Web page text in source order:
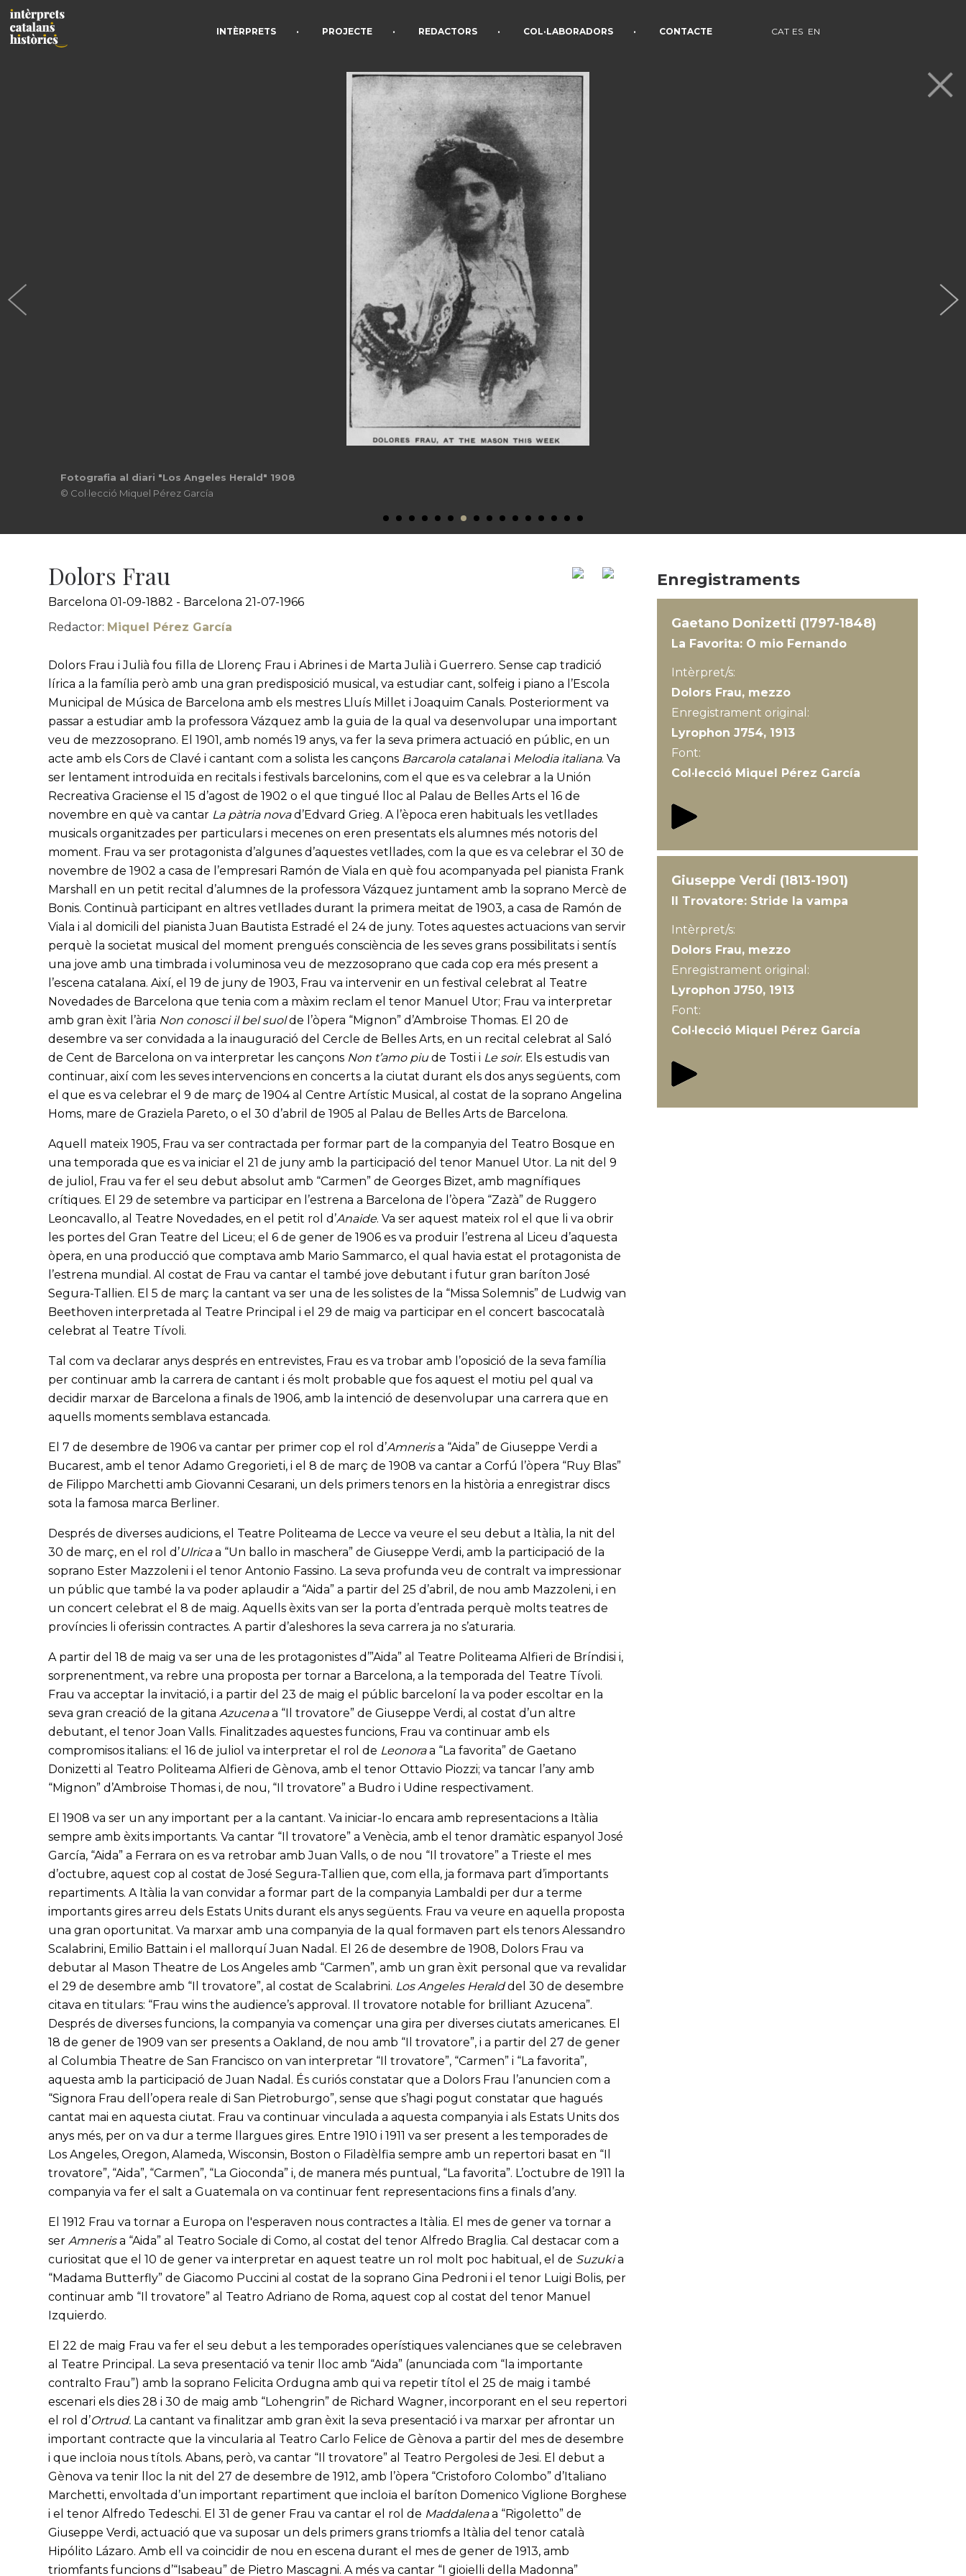
INTÈRPRETS • PROJECTE • REDACTORS • COL·LABORADORS • CONTACTE CAT ES EN
Azucena a "Il trovatore"
© Col·lecció Miquel Pérez García
Dolors Frau
Barcelona 01-09-1882 - Barcelona 21-07-1966
Redactor: Miquel Pérez García
Dolors Frau i Julià fou filla de Llorenç Frau i Abrines i de Marta Julià i Guerrero. Sense cap tradició
lírica a la família però amb una gran predisposició musical, va estudiar cant, solfeig i piano a l’Escola
Municipal de Música de Barcelona amb els mestres Lluís Millet i Joaquim Canals. Posteriorment va
passar a estudiar amb la professora Vázquez amb la guia de la qual va desenvolupar una important
veu de mezzosoprano. El 1901, amb només 19 anys, va fer la seva primera actuació en públic, en un
acte amb els Cors de Clavé i cantant com a solista les cançons Barcarola catalanai Melodia italiana. Va
ser lentament introduïda en recitals i festivals barcelonins, com el que es va celebrar a la Unión
Recreativa Graciense el 15 d’agost de 1902 o el que tingué lloc al Palau de Belles Arts el 16 de
novembre en què va cantar La pàtria novad’Edvard Grieg. A l’època eren habituals les vetllades
musicals organitzades per particulars i mecenes on eren presentats els alumnes més notoris del
moment. Frau va ser protagonista d’algunes d’aquestes vetllades, com la que es va celebrar el 30 de
novembre de 1902 a casa de l’empresari Ramón de Viala en què fou acompanyada pel pianista Frank
Marshall en un petit recital d’alumnes de la professora Vázquez juntament amb la soprano Mercè de
Bonis. Continuà participant en altres vetllades durant la primera meitat de 1903, a casa de Ramón de
Viala i al domicili del pianista Juan Bautista Estradé el 24 de juny. Totes aquestes actuacions van servir
perquè la societat musical del moment prengués consciència de les seves grans possibilitats i sentís
una jove amb una timbrada i voluminosa veu de mezzosoprano que cada cop era més present a
l’escena catalana. Així, el 19 de juny de 1903, Frau va intervenir en un festival celebrat al Teatre
Novedades de Barcelona que tenia com a màxim reclam el tenor Manuel Utor; Frau va interpretar
amb gran èxit l’ària Non conosci il bel suolde l’òpera “Mignon” d’Ambroise Thomas. El 20 de
desembre va ser convidada a la inauguració del Cercle de Belles Arts, en un recital celebrat al Saló
de Cent de Barcelona on va interpretar les cançons Non t’amo piu de Tosti i Le soir. Els estudis van
continuar, així com les seves intervencions en concerts a la ciutat durant els dos anys següents, com
el que es va celebrar el 9 de març de 1904 al Centre Artístic Musical, al costat de la soprano Angelina
Homs, mare de Graziela Pareto, o el 30 d’abril de 1905 al Palau de Belles Arts de Barcelona.
Aquell mateix 1905, Frau va ser contractada per formar part de la companyia del Teatro Bosque en
una temporada que es va iniciar el 21 de juny amb la participació del tenor Manuel Utor. La nit del 9
de juliol, Frau va fer el seu debut absolut amb “Carmen” de Georges Bizet, amb magnífiques
crítiques. El 29 de setembre va participar en l’estrena a Barcelona de l’òpera “Zazà” de Ruggero
Leoncavallo, al Teatre Novedades, en el petit rol d’Anaide. Va ser aquest mateix rol el que li va obrir
les portes del Gran Teatre del Liceu; el 6 de gener de 1906 es va produir l’estrena al Liceu d’aquesta
òpera, en una producció que comptava amb Mario Sammarco, el qual havia estat el protagonista de
l’estrena mundial. Al costat de Frau va cantar el també jove debutant i futur gran baríton José
Segura-Tallien. El 5 de març la cantant va ser una de les solistes de la “Missa Solemnis” de Ludwig van
Beethoven interpretada al Teatre Principal i el 29 de maig va participar en el concert bascocatalà
celebrat al Teatre Tívoli.
Tal com va declarar anys després en entrevistes, Frau es va trobar amb l’oposició de la seva família
per continuar amb la carrera de cantant i és molt probable que fos aquest el motiu pel qual va
decidir marxar de Barcelona a finals de 1906, amb la intenció de desenvolupar una carrera que en
aquells moments semblava estancada.
El 7 de desembre de 1906 va cantar per primer cop el rol d’Amnerisa “Aida” de Giuseppe Verdi a
Bucarest, amb el tenor Adamo Gregorieti, i el 8 de març de 1908 va cantar a Corfú l’òpera “Ruy Blas”
de Filippo Marchetti amb Giovanni Cesarani, un dels primers tenors en la història a enregistrar discs
sota la famosa marca Berliner.
Després de diverses audicions, el Teatre Politeama de Lecce va veure el seu debut a Itàlia, la nit del
30 de març, en el rol d’Ulricaa “Un ballo in maschera” de Giuseppe Verdi, amb la participació de la
soprano Ester Mazzoleni i el tenor Antonio Fassino. La seva profunda veu de contralt va impressionar
un públic que també la va poder aplaudir a “Aida” a partir del 25 d’abril, de nou amb Mazzoleni, i en
un concert celebrat el 8 de maig. Aquells èxits van ser la porta d’entrada perquè molts teatres de
províncies li oferissin contractes. A partir d’aleshores la seva carrera ja no s’aturaria.
A partir del 18 de maig va ser una de les protagonistes d’”Aida” al Teatre Politeama Alfieri de Bríndisi i,
sorprenentment, va rebre una proposta per tornar a Barcelona, a la temporada del Teatre Tívoli.
Frau va acceptar la invitació, i a partir del 23 de maig el públic barceloní la va poder escoltar en la
seva gran creació de la gitanaAzucenaa “Il trovatore” de Giuseppe Verdi, al costat d’un altre
debutant, el tenor Joan Valls. Finalitzades aquestes funcions, Frau va continuar amb els
compromisos italians: el 16 de juliol va interpretar el rol de Leonoraa “La favorita” de Gaetano
Donizetti al Teatro Politeama Alfieri de Gènova, amb el tenor Ottavio Piozzi; va tancar l’any amb
“Mignon” d’Ambroise Thomas i, de nou, “Il trovatore” a Budro i Udine respectivament.
El 1908 va ser un any important per a la cantant. Va iniciar-lo encara amb representacions a Itàlia
sempre amb èxits importants. Va cantar “Il trovatore” a Venècia, amb el tenor dramàtic espanyol José
García, “Aida” a Ferrara on es va retrobar amb Juan Valls, o de nou “Il trovatore” a Trieste el mes
d’octubre, aquest cop al costat de José Segura-Tallien que, com ella, ja formava part d’importants
repartiments. A Itàlia la van convidar a formar part de la companyia Lambaldi per dur a terme
importants gires arreu dels Estats Units durant els anys següents. Frau va veure en aquella proposta
una gran oportunitat. Va marxar amb una companyia de la qual formaven part els tenors Alessandro
Scalabrini, Emilio Battain i el mallorquí Juan Nadal. El 26 de desembre de 1908, Dolors Frau va
debutar al Mason Theatre de Los Angeles amb “Carmen”, amb un gran èxit personal que va revalidar
el 29 de desembre amb “Il trovatore”, al costat de Scalabrini. Los Angeles Heralddel 30 de desembre
citava en titulars: “Frau wins the audience’s approval. Il trovatore notable for brilliant Azucena”.
Després de diverses funcions, la companyia va començar una gira per diverses ciutats americanes. El
18 de gener de 1909 van ser presents a Oakland, de nou amb “Il trovatore”, i a partir del 27 de gener
al Columbia Theatre de San Francisco on van interpretar “Il trovatore”, “Carmen” i “La favorita”,
aquesta amb la participació de Juan Nadal. És curiós constatar que a Dolors Frau l’anuncien com a
“Signora Frau dell’opera reale di San Pietroburgo”, sense que s’hagi pogut constatar que hagués
cantat mai en aquesta ciutat. Frau va continuar vinculada a aquesta companyia i als Estats Units dos
anys més, per on va dur a terme llargues gires. Entre 1910 i 1911 va ser present a les temporades de
Los Angeles, Oregon, Alameda, Wisconsin, Boston o Filadèlfia sempre amb un repertori basat en “Il
trovatore”, “Aida”, “Carmen”, “La Gioconda” i, de manera més puntual, “La favorita”. L’octubre de 1911 la
companyia va fer el salt a Guatemala on va continuar fent representacions fins a finals d’any.
El 1912 Frau va tornar a Europa on l'esperaven nous contractes a Itàlia. El mes de gener va tornar a
serAmnerisa “Aida” al Teatro Sociale di Como, al costat del tenor Alfredo Braglia. Cal destacar com a
curiositat que el 10 de gener va interpretar en aquest teatre un rol molt poc habitual, el de Suzukia
“Madama Butterfly” de Giacomo Puccini al costat de la soprano Gina Pedroni i el tenor Luigi Bolis, per
continuar amb “Il trovatore” al Teatro Adriano de Roma, aquest cop al costat del tenor Manuel
Izquierdo.
El 22 de maig Frau va fer el seu debut a les temporades operístiques valencianes que se celebraven
al Teatre Principal. La seva presentació va tenir lloc amb “Aida” (anunciada com “la importante
contralto Frau”) amb la soprano Felicita Ordugna amb qui va repetir títol el 25 de maig i també
escenari els dies 28 i 30 de maig amb “Lohengrin” de Richard Wagner, incorporant en el seu repertori
el rol d’Ortrud. La cantant va finalitzar amb gran èxit la seva presentació i va marxar per afrontar un
important contracte que la vincularia al Teatro Carlo Felice de Gènova a partir del mes de desembre
i que incloïa nous títols. Abans, però, va cantar “Il trovatore” al Teatro Pergolesi de Jesi. El debut a
Gènova va tenir lloc la nit del 27 de desembre de 1912, amb l’òpera “Cristoforo Colombo” d’Italiano
Marchetti, envoltada d’un important repartiment que incloïa el baríton Domenico Viglione Borghese
i el tenor Alfredo Tedeschi. El 31 de gener Frau va cantar el rol de Maddalenaa “Rigoletto” de
Giuseppe Verdi, actuació que va suposar un dels primers grans triomfs a Itàlia del tenor català
Hipólito Lázaro. Amb ell va coincidir de nou en escena durant el mes de gener de 1913, amb
triomfants funcions d’“Isabeau” de Pietro Mascagni. A més va cantar “I gioielli della Madonna”
Enregistraments
Gaetano Donizetti (1797-1848)
La Favorita: O mio Fernando
Intèrpret/s:
Dolors Frau, mezzo
Enregistrament original:
Lyrophon J754, 1913
Font:
Col·lecció Miquel Pérez García
Giuseppe Verdi (1813-1901)
Il Trovatore: Stride la vampa
Intèrpret/s:
Dolors Frau, mezzo
Enregistrament original:
Lyrophon J750, 1913
Font:
Col·lecció Miquel Pérez García